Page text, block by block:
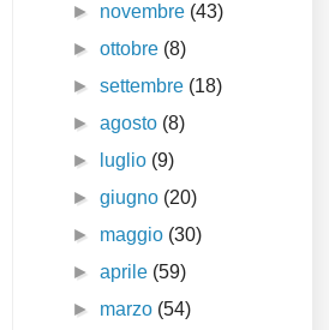
► novembre (43)
►ottobre (8)
►settembre (18)
►agosto (8)
►
luglio (9)
►giugno (20)
► maggio (30)
►aprile (59)
► marzo (54)